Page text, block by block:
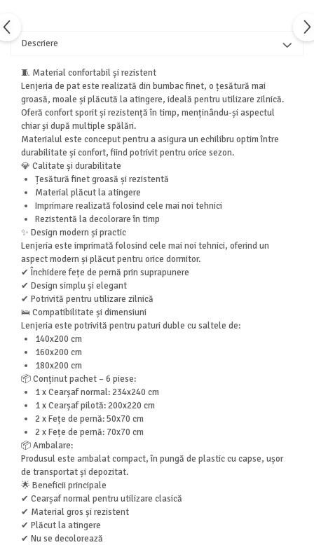
Descriere
🧵 Material confortabil și rezistent
Lenjeria de pat este realizată din bumbac finet, o țesătură mai
groasă, moale și plăcută la atingere, ideală pentru utilizare zilnică.
Oferă confort sporit și rezistență în timp, menținându-și aspectul
chiar și după multiple spălări.
Materialul este conceput pentru a asigura un echilibru optim între
durabilitate și confort, fiind potrivit pentru orice sezon.
💎 Calitate și durabilitate
Țesătură finet groasă și rezistentă
Material plăcut la atingere
Imprimare realizată folosind cele mai noi tehnici
Rezistentă la decolorare în timp
✨ Design modern și practic
Lenjeria este imprimată folosind cele mai noi tehnici, oferind un
aspect modern și plăcut pentru orice dormitor.
✔ Închidere fețe de pernă prin suprapunere
✔ Design simplu și elegant
✔ Potrivită pentru utilizare zilnică
🛌 Compatibilitate și dimensiuni
Lenjeria este potrivită pentru paturi duble cu saltele de:
140x200 cm
160x200 cm
180x200 cm
📦 Conținut pachet – 6 piese:
1 x Cearșaf normal: 234x240 cm
1 x Cearșaf pilotă: 200x220 cm
2 x Fețe de pernă: 50x70 cm
2 x Fețe de pernă: 70x70 cm
📦 Ambalare:
Produsul este ambalat compact, în pungă de plastic cu capse, ușor
de transportat și depozitat.
🌟 Beneficii principale
✔ Cearșaf normal pentru utilizare clasică
✔ Material gros și rezistent
✔ Plăcut la atingere
✔ Nu se decolorează